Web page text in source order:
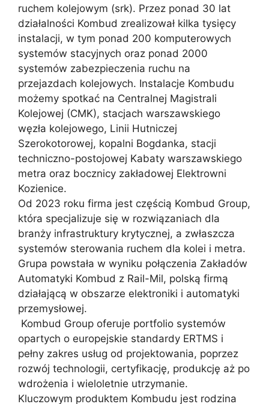
ruchem kolejowym (srk). Przez ponad 30 lat
działalności Kombud zrealizował kilka tysięcy
instalacji, w tym ponad 200 komputerowych
systemów stacyjnych oraz ponad 2000
systemów zabezpieczenia ruchu na
przejazdach kolejowych. Instalacje Kombudu
możemy spotkać na Centralnej Magistrali
Kolejowej (CMK), stacjach warszawskiego
węzła kolejowego, Linii Hutniczej
Szerokotorowej, kopalni Bogdanka, stacji
techniczno-postojowej Kabaty warszawskiego
metra oraz bocznicy zakładowej Elektrowni
Kozienice.
Od 2023 roku firma jest częścią Kombud Group,
która specjalizuje się w rozwiązaniach dla
branży infrastruktury krytycznej, a zwłaszcza
systemów sterowania ruchem dla kolei i metra.
Grupa powstała w wyniku połączenia Zakładów
Automatyki Kombud z Rail-Mil, polską firmą
działającą w obszarze elektroniki i automatyki
przemysłowej.
Kombud Group oferuje portfolio systemów
opartych o europejskie standardy ERTMS i
pełny zakres usług od projektowania, poprzez
rozwój technologii, certyfikację, produkcję aż po
wdrożenia i wieloletnie utrzymanie.
Kluczowym produktem Kombudu jest rodzina